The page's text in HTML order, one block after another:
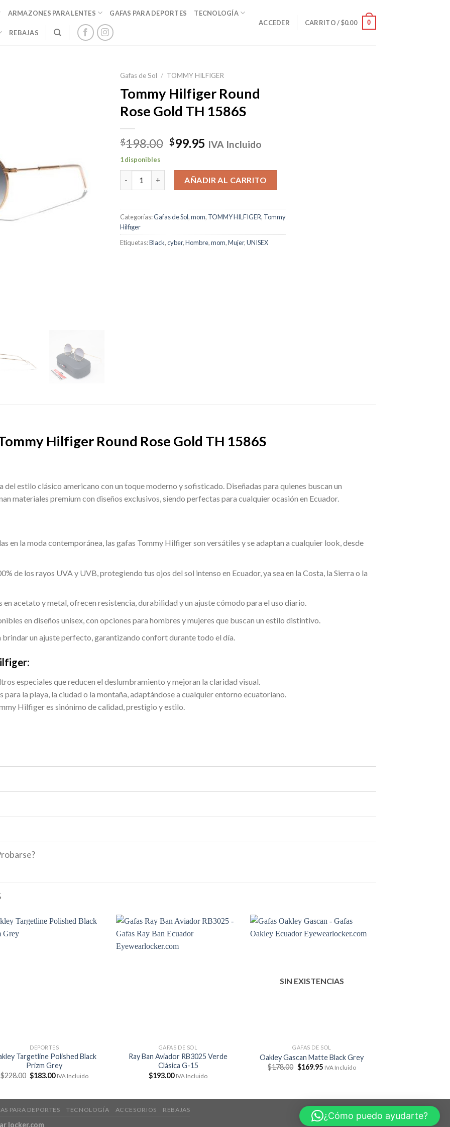
ARMAZONES PARA LENTES GAFAS PARA DEPORTES TECNOLOGÍA
REBAJAS
ACCEDER CARRITO /$0.00 0
Gafas de Sol / TOMMY HILFIGER
Tommy Hilfiger Round
Rose Gold TH 1586S
$198.00 El
original
era:
$198.00.
$99.95 El
actual
es:
$99.95.
IVA Incluido
1 disponibles
Tommy Hilfiger Round Rose Gold TH 1586S cantidad
AÑADIR AL CARRITO
Categorías:Gafas de Sol,mom, TOMMY HILFIGER, Tommy
Hilfiger
Etiquetas:Black,cyber,Hombre,mom,Mujer,UNISEX
Hilfiger Round Rose Gold TH 1586S
del estilo clásico americano con un toque moderno y sofisticado. Diseñadas para quienes buscan un
materiales premium con diseños exclusivos, siendo perfectas para cualquier ocasión en Ecuador.
en la moda contemporánea, las gafas Tommy Hilfiger son versátiles y se adaptan a cualquier look, desde
de los rayos UVA y UVB, protegiendo tus ojos del sol intenso en Ecuador, ya sea en la Costa, la Sierra o la
en acetato y metal, ofrecen resistencia, durabilidad y un ajuste cómodo para el uso diario.
en diseños unisex, con opciones para hombres y mujeres que buscan un estilo distintivo.
brindar un ajuste perfecto, garantizando confort durante todo el día.
especiales que reducen el deslumbramiento y mejoran la claridad visual.
para la playa, la ciudad o la montaña, adaptándose a cualquier entorno ecuatoriano.
Hilfiger es sinónimo de calidad, prestigio y estilo.
DEPORTES
Targetline Polished Black
Prizm Grey
$228.00 El
precio
$183.00ElIVA Incluido
GAFAS DE SOL
Ray Ban Aviador RB3025 Verde
Clásica G-15
$193.00 IVA Incluido
SIN EXISTENCIAS
GAFAS DE SOL
Oakley Gascan Matte Black Grey
$178.00 El
precio
$169.95ElIVA Incluido
PARA DEPORTES TECNOLOGÍA ACCESORIOS REBAJAS
locker.com
¿Cómo puedo ayudarte?